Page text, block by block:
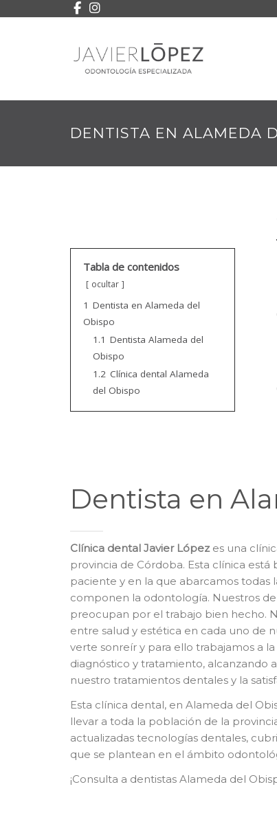
DENTISTA EN ALAMEDA
Tabla de contenidos
ocultar
1 Dentista en Alameda del
Obispo
1.1 Dentista Alameda del
Obispo
1.2 Clínica dental Alameda
del Obispo
Dentista en
Clínica dental Javier Lópezes una
provincia de Córdoba. Esta clínica está
paciente y en la que abarcamos todas
componen la odontología. Nuestros
preocupan por el trabajo bien hecho.
entre salud y estética en cada uno de
verte sonreír y para ello trabajamos a
diagnóstico y tratamiento, alcanzando
nuestro tratamientos dentales y la
Esta clínica dental, en Alameda del
llevar a toda la población de la
actualizadas tecnologías dentales,
que se plantean en el ámbito
¡Consulta a dentistas Alameda del